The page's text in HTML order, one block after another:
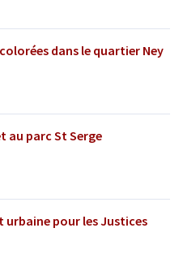
dans le quartier Ney
au parc St Serge
urbaine pour les Justices